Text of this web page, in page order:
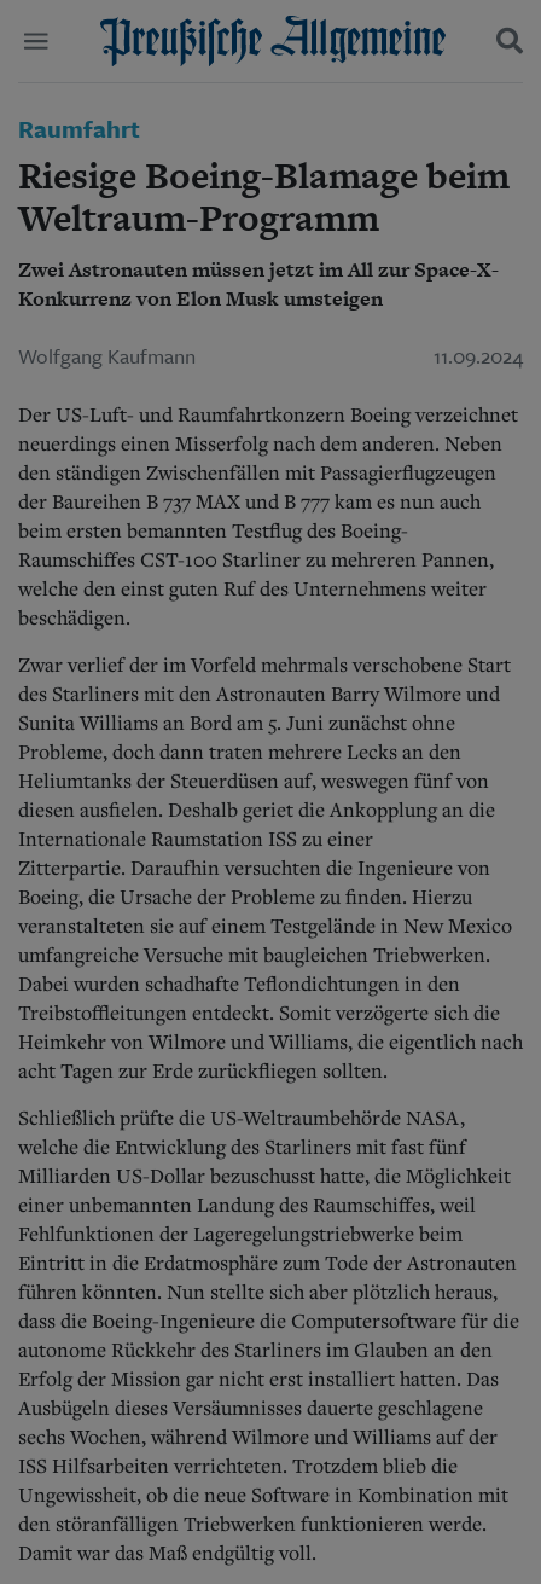
Start
Wer wir sind
Aktuelle Ausgabe
Abonnenten-Login
Abonnent werden
Archiv
Mediadaten
Wirtschaft
Panorama
Gesellschaft
Leben
Geschichte
Ostpreußen
Berlin-Brandenburg
Danzig und Westpreußen
Bücher
Kontakt
Impressum
Datenschutz
Suchen und finden
Raumfahrt
Riesige Boeing-Blamage beim
Weltraum-Programm
Zwei Astronauten müssen jetzt im All zur Space-X-
Konkurrenz von Elon Musk umsteigen
Wolfgang Kaufmann 11.09.2024
Der US-Luft- und Raumfahrtkonzern Boeing verzeichnet
neuerdings einen Misserfolg nach dem anderen. Neben
den ständigen Zwischenfällen mit Passagierflugzeugen
der Baureihen B 737 MAX und B 777 kam es nun auch
beim ersten bemannten Testflug des Boeing-
Raumschiffes CST-100 Starliner zu mehreren Pannen,
welche den einst guten Ruf des Unternehmens weiter
beschädigen.
Zwar verlief der im Vorfeld mehrmals verschobene Start
des Starliners mit den Astronauten Barry Wilmore und
Sunita Williams an Bord am 5. Juni zunächst ohne
Probleme, doch dann traten mehrere Lecks an den
Heliumtanks der Steuerdüsen auf, weswegen fünf von
diesen ausfielen. Deshalb geriet die Ankopplung an die
Internationale Raumstation ISS zu einer
Zitterpartie. Daraufhin versuchten die Ingenieure von
Boeing, die Ursache der Probleme zu finden. Hierzu
veranstalteten sie auf einem Testgelände in New Mexico
umfangreiche Versuche mit baugleichen Triebwerken.
Dabei wurden schadhafte Teflondichtungen in den
Treibstoffleitungen entdeckt. Somit verzögerte sich die
Heimkehr von Wilmore und Williams, die eigentlich nach
acht Tagen zur Erde zurückfliegen sollten.
Schließlich prüfte die US-Weltraumbehörde NASA,
welche die Entwicklung des Starliners mit fast fünf
Milliarden US-Dollar bezuschusst hatte, die Möglichkeit
einer unbemannten Landung des Raumschiffes, weil
Fehlfunktionen der Lageregelungstriebwerke beim
Eintritt in die Erdatmosphäre zum Tode der Astronauten
führen könnten. Nun stellte sich aber plötzlich heraus,
dass die Boeing-Ingenieure die Computersoftware für die
autonome Rückkehr des Starliners im Glauben an den
Erfolg der Mission gar nicht erst installiert hatten. Das
Ausbügeln dieses Versäumnisses dauerte geschlagene
sechs Wochen, während Wilmore und Williams auf der
ISS Hilfsarbeiten verrichteten. Trotzdem blieb die
Ungewissheit, ob die neue Software in Kombination mit
den störanfälligen Triebwerken funktionieren werde.
Damit war das Maß endgültig voll.